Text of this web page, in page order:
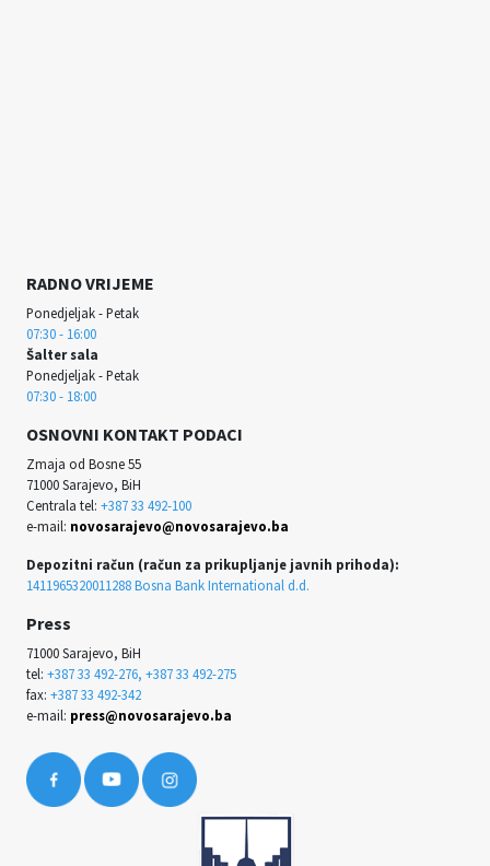
RADNO VRIJEME
Ponedjeljak - Petak
07:30 - 16:00
Šalter sala
Ponedjeljak - Petak
07:30 - 18:00
OSNOVNI KONTAKT PODACI
Zmaja od Bosne 55
71000 Sarajevo, BiH
Centrala tel: +387 33 492-100
e-mail: novosarajevo@novosarajevo.ba
Depozitni račun (račun za prikupljanje javnih prihoda):
1411965320011288 Bosna Bank International d.d.
Press
71000 Sarajevo, BiH
tel: +387 33 492-276, +387 33 492-275
fax: +387 33 492-342
e-mail: press@novosarajevo.ba